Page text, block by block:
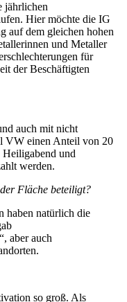
jährlichen
Hier möchte die IG
auf dem gleichen hohen
und Metaller
für
der Beschäftigten
auch mit nicht
VW einen Anteil von 20
Heiligabend und
werden.
Fläche beteiligt?
haben natürlich die
aber auch
so groß. Als